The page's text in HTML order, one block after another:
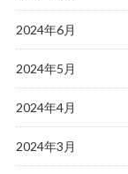
2024年6月
2024年5月
2024年4月
2024年3月